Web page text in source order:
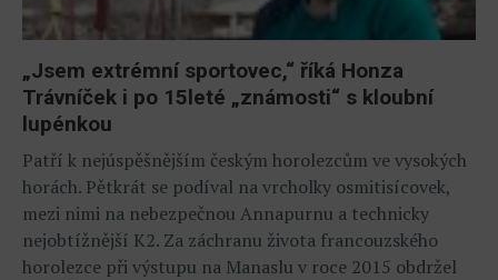
„Jsem extrémní sportovec,“ říká Honza
Trávníček i po 15leté „známosti“ s kloubní
lupénkou
Patří k nejúspěšnějším českým horolezcům ve vysokých
horách. Pětkrát se podíval na vrcholky osmitisícovek,
mezi nimi na nebezpečnou Annapurnu a technicky
nejobtížnější K2. Za záchranu života francouzského
horolezce při výstupu na Manaslu v roce 2015 obdržel